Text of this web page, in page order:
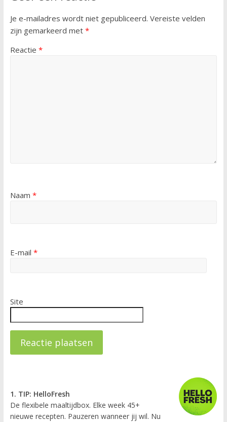
Je e-mailadres wordt niet gepubliceerd. Vereiste velden
zijn gemarkeerd met *
Reactie *
Naam *
E-mail *
Site
1. TIP: HelloFresh
De flexibele maaltijdbox. Elke week 45+
nieuwe recepten. Pauzeren wanneer jij wil. Nu